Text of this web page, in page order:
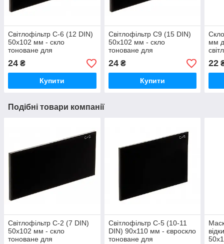
Світлофільтр С-6 (12 DIN)
50х102 мм - скло
тоноване для
24 ₴
Купити
Світлофільтр С9 (15 DIN)
50х102 мм - скло
тоноване для
24₴
Купити
мм
22
Подібні товари компанії
Світлофільтр С-2 (7 DIN)
50х102 мм - скло
тоноване для
Світлофільтр С-5 (10-11
DIN) 90х110 мм - євроскло
тоноване для